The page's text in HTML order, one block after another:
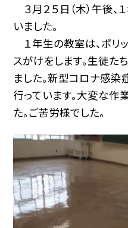
３月２５日（木）午後
いました。
１年生の教室は、ポリ
スがけをします。生徒た
ました。新型コロナ感
行っています。大変な作
た。ご苦労様でした。